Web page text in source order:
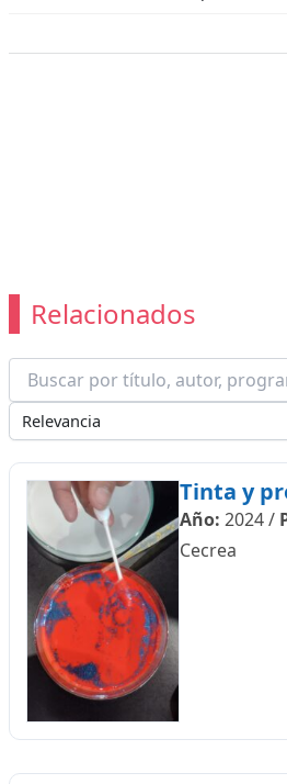
Relacionados
Tinta y
Año: 2024/
Cecrea